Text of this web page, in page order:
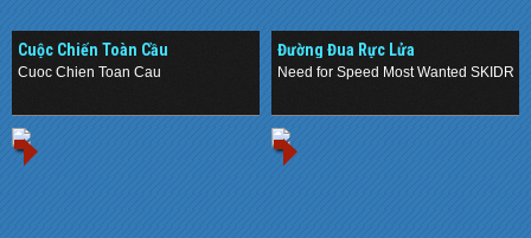
Cuộc Chiến Toàn Cầu
Cuoc Chien Toan Cau
Đường Đua Rực Lửa
Need for Speed Most Wanted